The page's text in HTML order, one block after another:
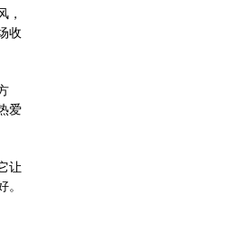
，
收
爱
让